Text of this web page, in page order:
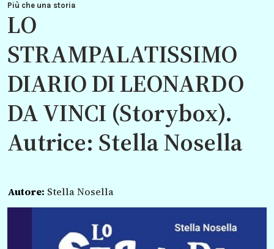
Più che una storia
LO
STRAMPALATISSIMO
DIARIO DI LEONARDO
DA VINCI (Storybox).
Autrice: Stella Nosella
Autore: Stella Nosella